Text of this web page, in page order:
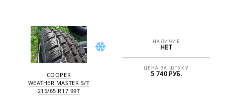
COOPER
WEATHER MASTER S/T
215/65 R17 99T
НАЛИЧИЕ
НЕТ
ЦЕНА ЗА ШТУКУ
5 740 РУБ.